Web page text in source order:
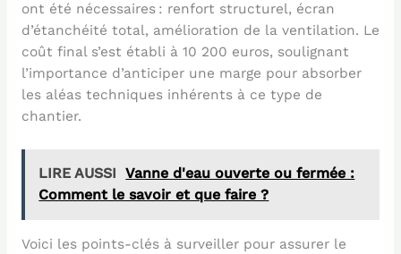
ont été nécessaires : renfort structurel, écran
d’étanchéité total, amélioration de la ventilation. Le
coût final s’est établi à 10 200 euros, soulignant
l’importance d’anticiper une marge pour absorber
les aléas techniques inhérents à ce type de
chantier.
LIRE AUSSI Vanne d'eau ouverte ou fermée :
Comment le savoir et que faire ?
Voici les points-clés à surveiller pour assurer le